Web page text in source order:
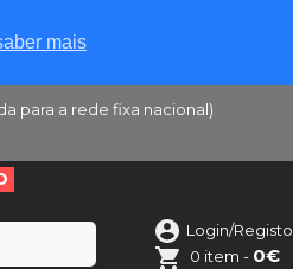
mais
para a rede fixa nacional)
Login/Registo
0 item - 0€